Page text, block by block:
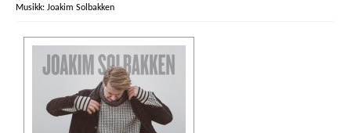
Joakim Solbakken